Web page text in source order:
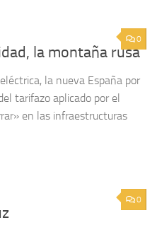
0
la montaña rusa
la nueva España por
tarifazo aplicado por el
en las infraestructuras
0